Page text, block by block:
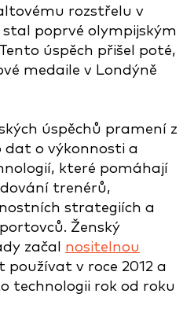
rozstřelu v
poprvé olympijským
úspěch přišel poté,
medaile v Londýně
úspěchů pramení z
dat o výkonnosti a
které pomáhají
trenérů,
strategiích a
Ženský
začal nositelnou
v roce 2012 a
technologii rok od roku